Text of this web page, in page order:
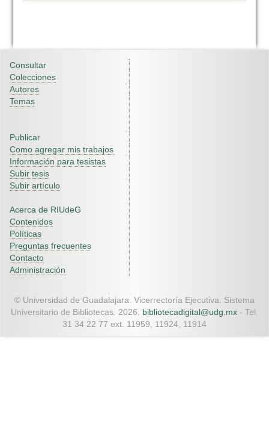
Consultar
Colecciones
Autores
Temas
Publicar
Como agregar mis trabajos
Información para tesistas
Subir tesis
Subir artículo
Acerca de RIUdeG
Contenidos
Políticas
Preguntas frecuentes
Contacto
Administración
© Universidad de Guadalajara. Vicerrectoría Ejecutiva. Sistema
Universitario de Bibliotecas. 2026. bibliotecadigital@udg.mx - Tel.
31 34 22 77 ext. 11959, 11924, 11914